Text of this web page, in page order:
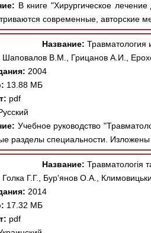
В книге "Хирургическое
современные, авторские
Название: Травматология
Шаповалов В.М., Грицанов А.И.,
2004
13.88 МБ
pdf
Учебное руководство
разделы специальности.
Название: Травматологія
Голка Г.Г., Бур'янов О.А.,
2014
17.32 МБ
pdf